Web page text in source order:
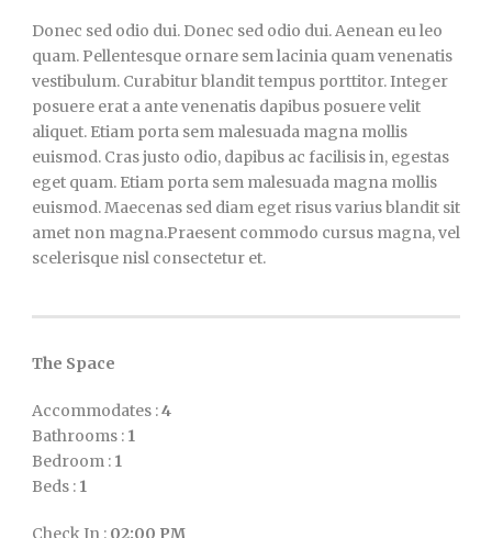
Donec sed odio dui. Donec sed odio dui. Aenean eu leo
quam. Pellentesque ornare sem lacinia quam venenatis
vestibulum. Curabitur blandit tempus porttitor. Integer
posuere erat a ante venenatis dapibus posuere velit
aliquet. Etiam porta sem malesuada magna mollis
euismod. Cras justo odio, dapibus ac facilisis in, egestas
eget quam. Etiam porta sem malesuada magna mollis
euismod. Maecenas sed diam eget risus varius blandit sit
amet non magna.Praesent commodo cursus magna, vel
scelerisque nisl consectetur et.
The Space
Accommodates :4
Bathrooms : 1
Bedroom : 1
Beds : 1
Check In : 02:00 PM